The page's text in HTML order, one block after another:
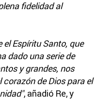
fidelidad al
el Espíritu Santo, que
dado una serie de
y grandes, nos
corazón de Dios para el
, añadió Re, y